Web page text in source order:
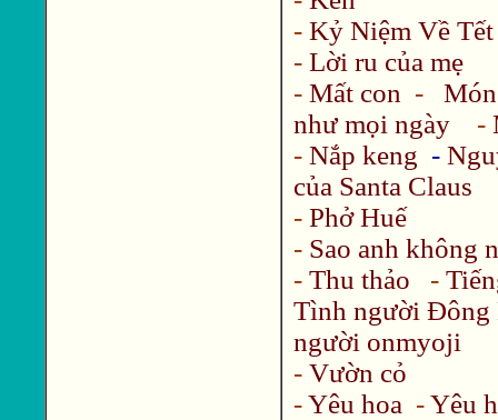
- Kỷ Niệm Về Tết
- Lời ru của mẹ
- Mất con -
như mọi ngày -
- Nắp keng -
của Santa Claus
- Phở Huế
- Sao anh không
- Thu thảo -
Tình người Đông
người onmyoji
- Vườn cỏ
-Yêu hoa -Yêu